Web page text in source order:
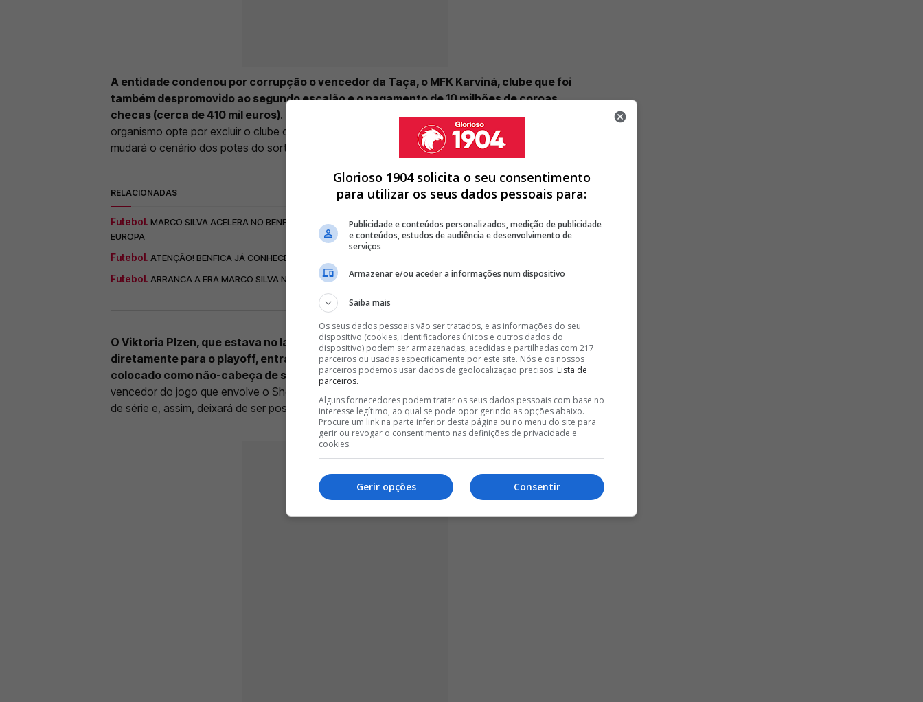
A entidade condenou por corrupção o vencedor da Taça, o MFK Karviná, clube que foi
também despromovido ao segundo escalão e o pagamento de 10 milhões de coroas
checas (cerca de 410 mil euros). Ainda não há decisão da UEFA, mas tudo leva a crer que o
organismo opte por excluir o clube checo das suas provas por conta desta acusação, o que
mudará o cenário dos potes do sorteio.
RELACIONADAS
Futebol. MARCO SILVA ACELERA NO BENFICA E HÁ UMA NOVIDADE QUE PODE MUDAR TUDO ANTES DA LIGA
EUROPA
Futebol. ATENÇÃO! BENFICA JÁ CONHECE HORÁRIOS DOS JOGOS CONTRA O ST. GALLEN
Futebol. ARRANCA A ERA MARCO SILVA NO BENFICA E HÁ MUITO PARA DECIDIR ANTES DA LIGA EUROPA
<
O Viktoria Plzen, que estava no lado do Benfica, como cabeça de série, saltará
diretamente para o playoff, entrando nesta 2.ª pré-eliminatória o Hradec Králové,
colocado como não-cabeça de série
. Com isso, a primeira equipa desse lado, que sairia do
vencedor do jogo que envolve o Sheriff (Moldávia) na 1.ª pré-eliminatória, passará a ser cabeça
de série e, assim, deixará de ser possível adversário das águias.
Glorioso 1904 solicita o seu consentimento
para utilizar os seus dados pessoais para:
Publicidade e conteúdos personalizados, medição de publicidade
e conteúdos, estudos de audiência e desenvolvimento de
serviços
Armazenar e/ou aceder a informações num dispositivo
Saiba mais
Os seus dados pessoais vão ser tratados, e as informações do seu
dispositivo (cookies, identificadores únicos e outros dados do
dispositivo) podem ser armazenadas, acedidas e partilhadas com 217
parceiros ou usadas especificamente por este site. Nós e os nossos
parceiros podemos usar dados de geolocalização precisos. Lista de
parceiros.
Alguns fornecedores podem tratar os seus dados pessoais com base no
interesse legítimo, ao qual se pode opor gerindo as opções abaixo.
Procure um link na parte inferior desta página ou no menu do site para
gerir ou revogar o consentimento nas definições de privacidade e
cookies.
Consentir
Gerir opções